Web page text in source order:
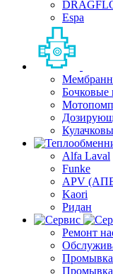
Espa
Бочковые
Alfa Laval
Funke
APV
Kaori
Ридан
Ремонт
Промывка